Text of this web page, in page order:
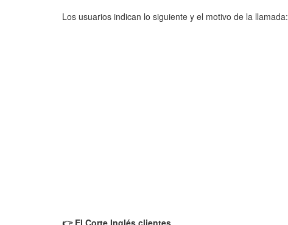
Los usuarios indican lo siguiente y el motivo de la llamada:
👉 El Corte Inglés clientes